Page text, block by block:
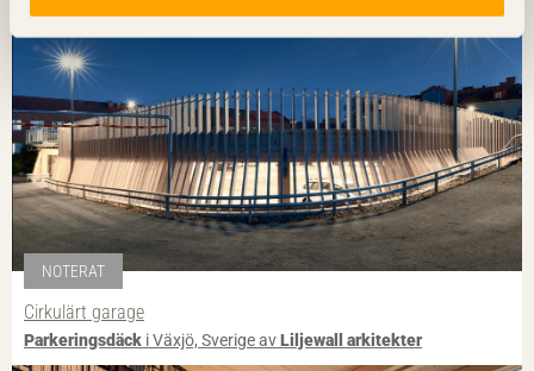
NOTERAT
Cirkulärt garage
Parkeringsdäck i Växjö, Sverige avLiljewall arkitekter